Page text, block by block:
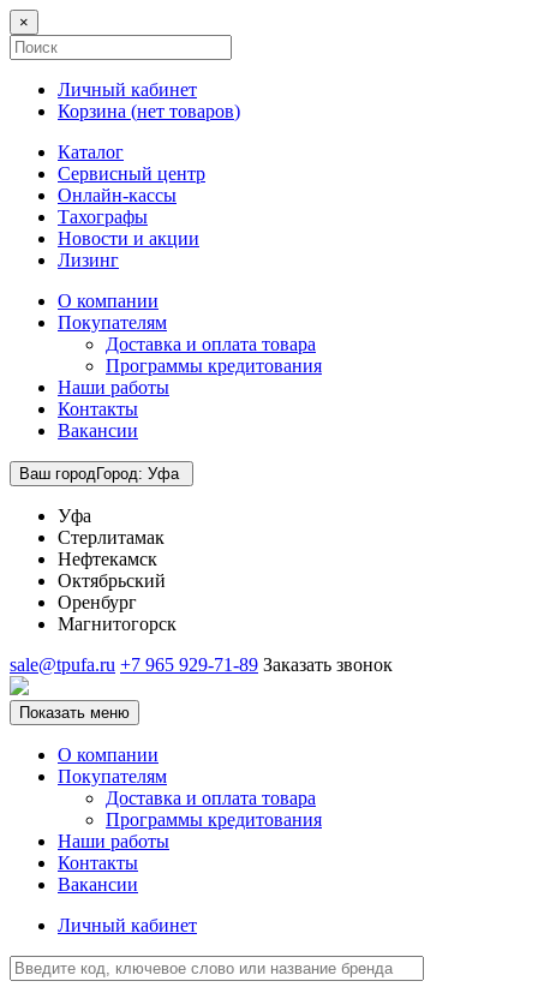
×
Личный кабинет
Корзина (нет товаров)
Каталог
Сервисный центр
Онлайн-кассы
Тахографы
Новости и акции
Лизинг
О компании
Покупателям
Доставка и оплата товара
Программы кредитования
Наши работы
Контакты
Вакансии
Ваш городГород: Уфа
Уфа
Стерлитамак
Нефтекамск
Октябрьский
Оренбург
Магнитогорск
sale@tpufa.ru +7 965 929-71-89 Заказать звонок
Показать меню
О компании
Покупателям
Доставка и оплата товара
Программы кредитования
Наши работы
Контакты
Вакансии
Личный кабинет